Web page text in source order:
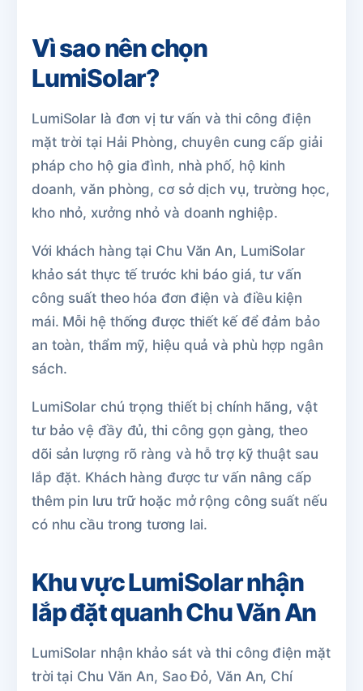
Vì sao nên chọn
LumiSolar?
LumiSolar là đơn vị tư vấn và thi công điện
mặt trời tại Hải Phòng, chuyên cung cấp giải
pháp cho hộ gia đình, nhà phố, hộ kinh
doanh, văn phòng, cơ sở dịch vụ, trường học,
kho nhỏ, xưởng nhỏ và doanh nghiệp.
Với khách hàng tại Chu Văn An, LumiSolar
khảo sát thực tế trước khi báo giá, tư vấn
công suất theo hóa đơn điện và điều kiện
mái. Mỗi hệ thống được thiết kế để đảm bảo
an toàn, thẩm mỹ, hiệu quả và phù hợp ngân
sách.
LumiSolar chú trọng thiết bị chính hãng, vật
tư bảo vệ đầy đủ, thi công gọn gàng, theo
dõi sản lượng rõ ràng và hỗ trợ kỹ thuật sau
lắp đặt. Khách hàng được tư vấn nâng cấp
thêm pin lưu trữ hoặc mở rộng công suất nếu
có nhu cầu trong tương lai.
Khu vực LumiSolar nhận
lắp đặt quanh Chu Văn An
LumiSolar nhận khảo sát và thi công điện mặt
trời tại Chu Văn An, Sao Đỏ, Văn An, Chí